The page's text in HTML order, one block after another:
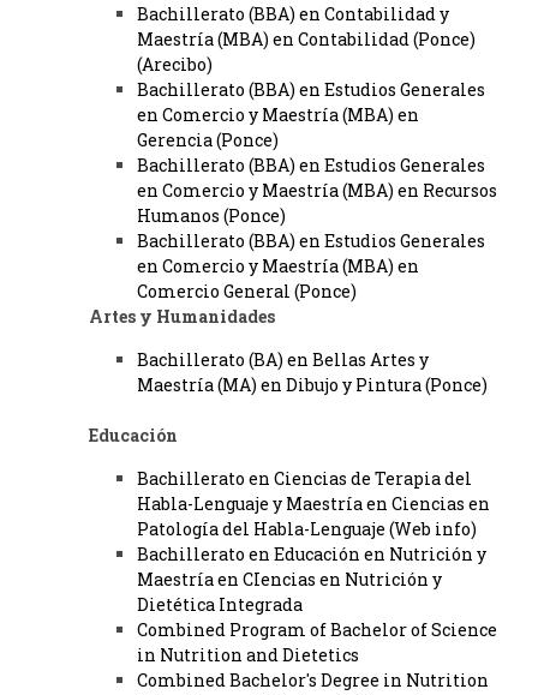
Bachillerato (BBA) en Contabilidad y
Maestría (MBA) en Contabilidad (Ponce)
(Arecibo)
Bachillerato (BBA) en Estudios Generales
en Comercio y Maestría (MBA) en
Gerencia (Ponce)
Bachillerato (BBA) en Estudios Generales
en Comercio y Maestría (MBA) en Recursos
Humanos (Ponce)
Bachillerato (BBA) en Estudios Generales
en Comercio y Maestría (MBA) en
Comercio General (Ponce)
Artes y Humanidades
Bachillerato (BA) en Bellas Artes y
Maestría (MA) en Dibujo y Pintura (Ponce)
Educación
Bachillerato en Ciencias de Terapia del
Habla-Lenguaje y Maestría en Ciencias en
Patología del Habla-Lenguaje (Web info)
Bachillerato en Educación en Nutrición y
Maestría en CIencias en Nutrición y
Dietética Integrada
Combined Program of Bachelor of Science
in Nutrition and Dietetics
Combined Bachelor's Degree in Nutrition